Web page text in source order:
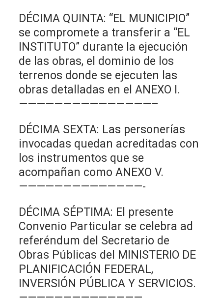
DÉCIMA QUINTA: “EL MUNICIPIO”
se compromete a transferir a “EL
INSTITUTO” durante la ejecución
de las obras, el dominio de los
terrenos donde se ejecuten las
obras detalladas en el ANEXO I.
———————————————–
DÉCIMA SEXTA: Las personerías
invocadas quedan acreditadas con
los instrumentos que se
acompañan como ANEXO V.
——————————————-
DÉCIMA SÉPTIMA: El presente
Convenio Particular se celebra ad
referéndum del Secretario de
Obras Públicas del MINISTERIO DE
PLANIFICACIÓN FEDERAL,
INVERSIÓN PÚBLICA Y SERVICIOS.